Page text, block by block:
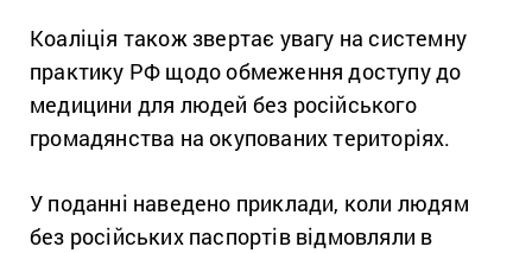
Коаліція також звертає увагу на системну
практику РФ щодо обмеження доступу до
медицини для людей без російського
громадянства на окупованих територіях.
У поданні наведено приклади, коли людям
без російських паспортів відмовляли в